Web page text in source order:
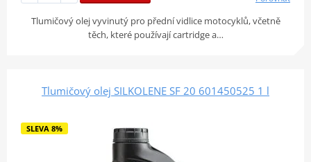
Tlumičový olej vyvinutý pro přední vidlice motocyklů, včetně
těch, které používají cartridge a…
Tlumičový olej SILKOLENE SF 20 601450525 1 l
SLEVA 8%